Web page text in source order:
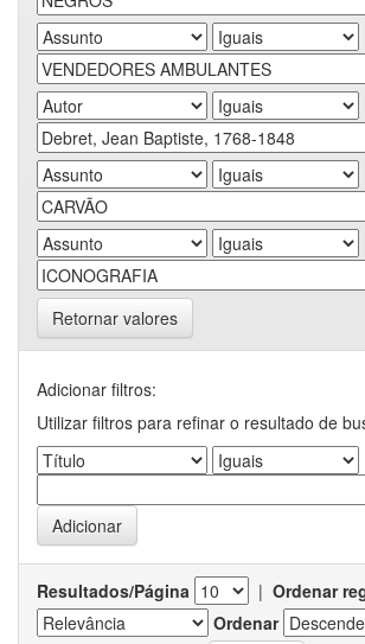
Retornar valores
Adicionar filtros:
Utilizar filtros para refinar o resultado de
Resultados/Página | Ordenar
Ordenar